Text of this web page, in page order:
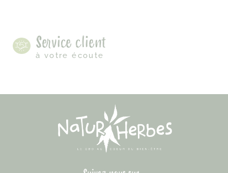
Service client
à votre écoute